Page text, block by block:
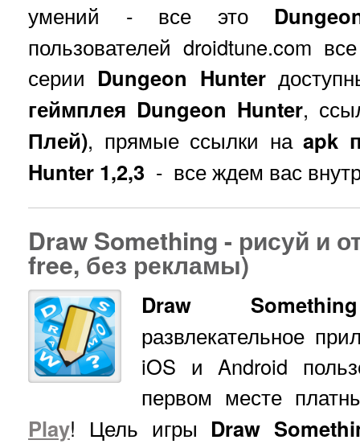
умений - все это
пользователей droidtune.com
серии Dungeon Hunter
геймплея Dungeon Hunter,
Плей), прямые ссылки наapk
Hunter 1,2,3 - все ждем вас
Draw Something - рисуй и
free, без рекламы)
Draw Something
развлекательное
iOS и Android
первом месте
Play! Цель игры Draw